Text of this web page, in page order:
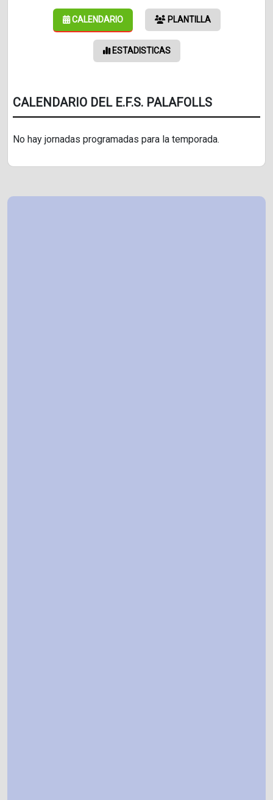
CALENDARIO PLANTILLA
ESTADISTICAS
CALENDARIO DEL E.F.S. PALAFOLLS
No hay jornadas programadas para la temporada.